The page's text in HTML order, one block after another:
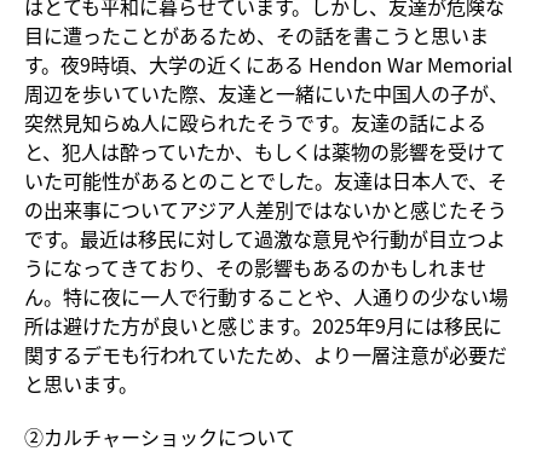
はとても平和に暮らせています。しかし、友達が危険な
目に遭ったことがあるため、その話を書こうと思いま
す。夜9時頃、大学の近くにある Hendon War Memorial
周辺を歩いていた際、友達と一緒にいた中国人の子が、
突然見知らぬ人に殴られたそうです。友達の話による
と、犯人は酔っていたか、もしくは薬物の影響を受けて
いた可能性があるとのことでした。友達は日本人で、そ
の出来事についてアジア人差別ではないかと感じたそう
です。最近は移民に対して過激な意見や行動が目立つよ
うになってきており、その影響もあるのかもしれませ
ん。特に夜に一人で行動することや、人通りの少ない場
所は避けた方が良いと感じます。2025年9月には移民に
関するデモも行われていたため、より一層注意が必要だ
と思います。
②カルチャーショックについて